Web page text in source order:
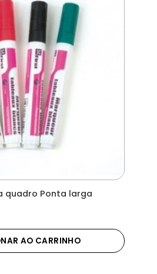
quadro Ponta larga
AO CARRINHO